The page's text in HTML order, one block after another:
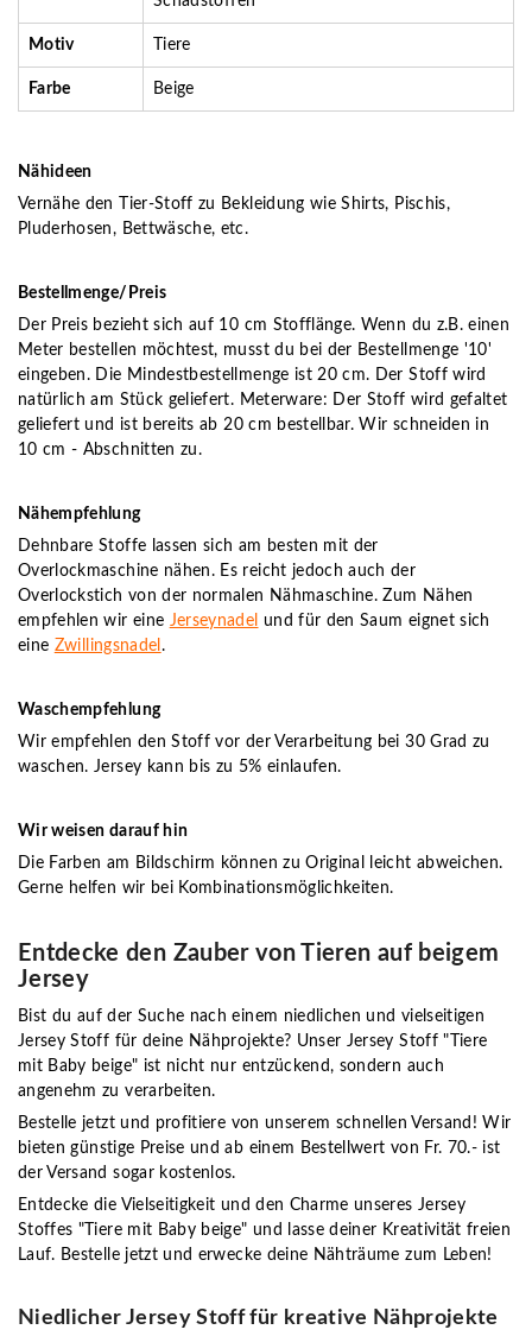
Motiv Tiere
Farbe Beige
Nähideen
Vernähe den Tier-Stoff zu Bekleidung wie Shirts, Pischis,
Pluderhosen, Bettwäsche, etc.
Bestellmenge/Preis
Der Preis bezieht sich auf 10 cm Stofflänge. Wenn du z.B. einen
Meter bestellen möchtest, musst du bei der Bestellmenge '10'
eingeben. Die Mindestbestellmenge ist 20 cm. Der Stoff wird
natürlich am Stück geliefert. Meterware: Der Stoff wird gefaltet
geliefert und ist bereits ab 20 cm bestellbar. Wir schneiden in
10 cm - Abschnitten zu.
Nähempfehlung
Dehnbare Stoffe lassen sich am besten mit der
Overlockmaschine nähen. Es reicht jedoch auch der
Overlockstich von der normalen Nähmaschine. Zum Nähen
empfehlen wir eine Jerseynadel
und für den Saum eignet sich
eine Zwillingsnadel .
Waschempfehlung
Wir empfehlen den Stoff vor der Verarbeitung bei 30 Grad zu
waschen. Jersey kann bis zu 5% einlaufen.
Wir weisen darauf hin
Die Farben am Bildschirm können zu Original leicht abweichen.
Gerne helfen wir bei Kombinationsmöglichkeiten.
Entdecke den Zauber von Tieren auf beigem
Jersey
Bist du auf der Suche nach einem niedlichen und vielseitigen
Jersey Stoff für deine Nähprojekte? Unser Jersey Stoff "Tiere
mit Baby beige" ist nicht nur entzückend, sondern auch
angenehm zu verarbeiten.
Bestelle jetzt und profitiere von unserem schnellen Versand! Wir
bieten günstige Preise und ab einem Bestellwert von Fr. 70.- ist
der Versand sogar kostenlos.
Entdecke die Vielseitigkeit und den Charme unseres Jersey
Stoffes "Tiere mit Baby beige" und lasse deiner Kreativität freien
Lauf. Bestelle jetzt und erwecke deine Nähträume zum Leben!
Niedlicher Jersey Stoff für kreative Nähprojekte